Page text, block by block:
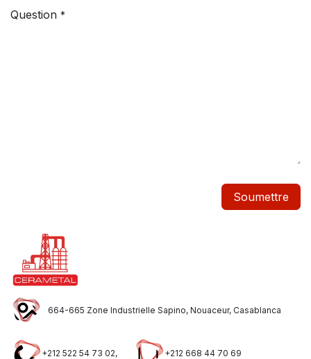
Question *
Soumettre
664-665 Zone Industrielle Sapino, Nouaceur, Casablanca
+212 522 54 73 02, +212 668 44 70 69